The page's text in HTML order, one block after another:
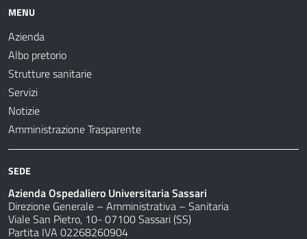
MENU
Azienda
Albo pretorio
Strutture sanitarie
Servizi
Notizie
Amministrazione Trasparente
SEDE
Azienda Ospedaliero Universitaria Sassari
Direzione Generale – Amministrativa – Sanitaria
Viale San Pietro, 10- 07100 Sassari (SS)
Partita IVA 02268260904